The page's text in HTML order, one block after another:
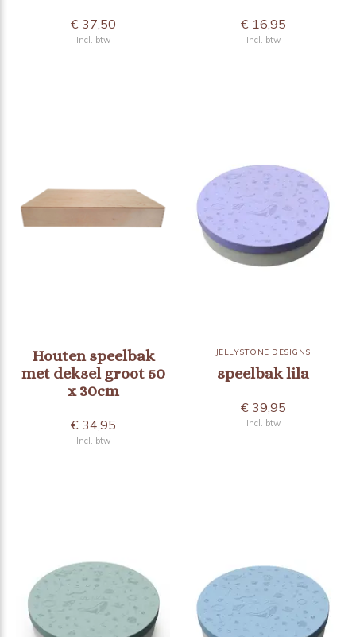
€ 37,50
Incl. btw
€ 16,95
Incl. btw
Houten speelbak
met deksel groot 50
x 30cm
€ 34,95
Incl. btw
JELLYSTONE DESIGNS
speelbak lila
€ 39,95
Incl. btw